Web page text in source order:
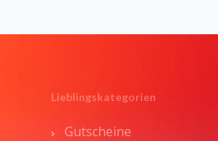
Lieblingskategorien
Gutscheine